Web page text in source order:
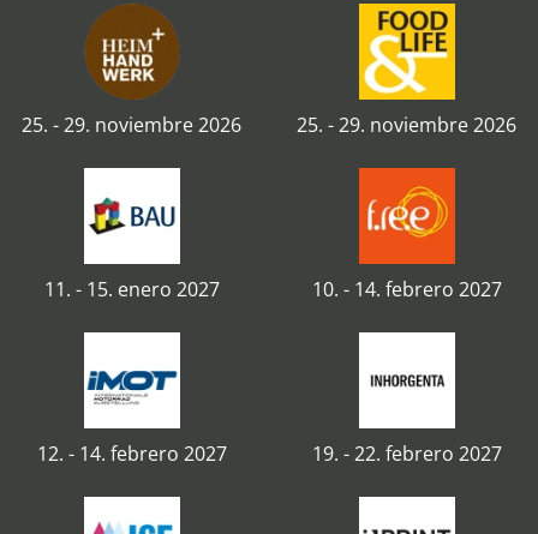
25. - 29. noviembre 2026 25. - 29. noviembre 2026
11. - 15. enero 2027 10. - 14. febrero 2027
12. - 14. febrero 2027 19. - 22. febrero 2027